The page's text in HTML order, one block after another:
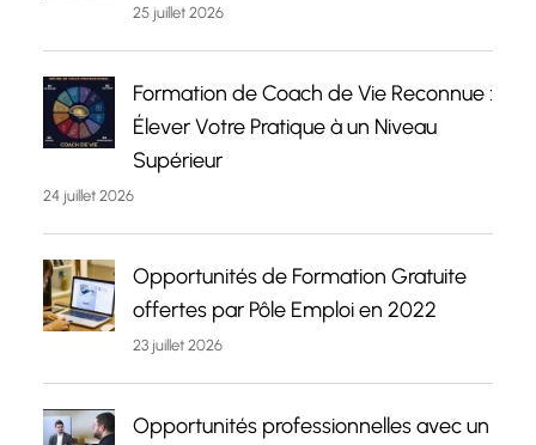
25 juillet 2026
Formation de Coach de Vie Reconnue :
Élever Votre Pratique à un Niveau
Supérieur
24 juillet 2026
Opportunités de Formation Gratuite
offertes par Pôle Emploi en 2022
23 juillet 2026
Opportunités professionnelles avec un